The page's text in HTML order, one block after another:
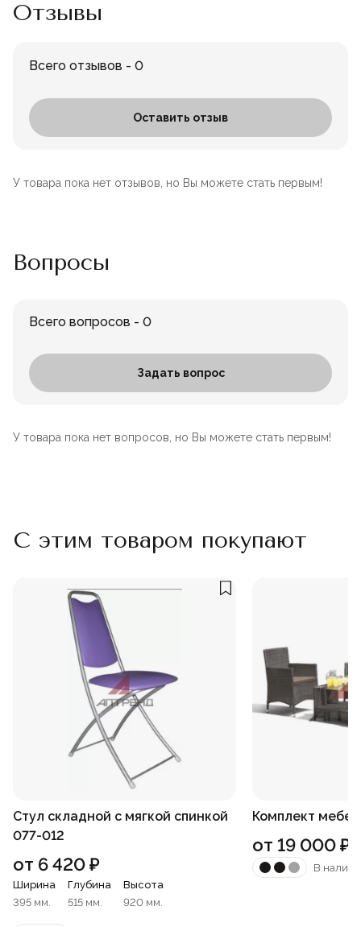
Отзывы
Всего отзывов - 0
Оставить отзыв
У товара пока нет отзывов, но Вы можете стать первым!
Вопросы
Всего вопросов - 0
Задать вопрос
У товара пока нет вопросов, но Вы можете стать первым!
С этим товаром покупают
Стул складной с мягкой спинкой
077-012
от 6 420₽
Ширина
395 мм.
Глубина
515 мм.
Высота
920 мм.
Комплект
от 19 000₽
В